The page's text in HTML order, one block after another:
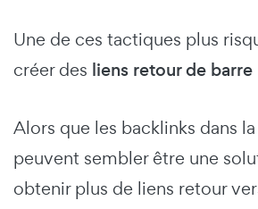
Une de ces tactiques plus
créer des liens retour de
Alors que les backlinks dans
peuvent sembler être une
obtenir plus de liens retour